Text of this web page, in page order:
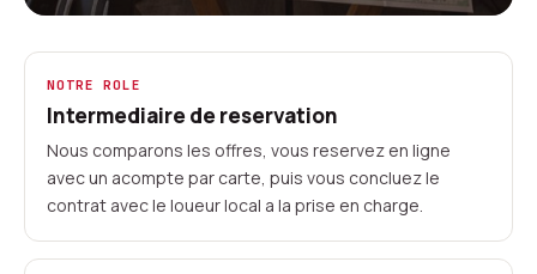
Qui sommes-nous -
agregateur independant de
location auto en Albanie
carrentalinalbania.com est un agregateur
l'Albanie. Nous comparons les offres de loueurs
NOTRE ROLE
Intermediaire de reservation
Nous comparons les offres, vous reservez en ligne
avec un acompte par carte, puis vous concluez le
contrat avec le loueur local a la prise en charge.